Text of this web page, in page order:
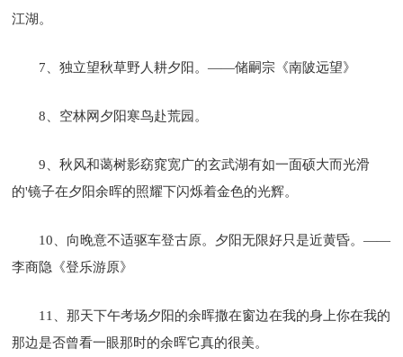
江湖。
7、独立望秋草野人耕夕阳。——储嗣宗《南陂远望》
8、空林网夕阳寒鸟赴荒园。
9、秋风和蔼树影窈窕宽广的玄武湖有如一面硕大而光滑
的'镜子在夕阳余晖的照耀下闪烁着金色的光辉。
10、向晚意不适驱车登古原。夕阳无限好只是近黄昏。——
李商隐《登乐游原》
11、那天下午考场夕阳的余晖撒在窗边在我的身上你在我的
那边是否曾看一眼那时的余晖它真的很美。